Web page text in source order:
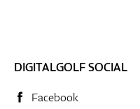
DIGITALGOLF SOCIAL
Facebook